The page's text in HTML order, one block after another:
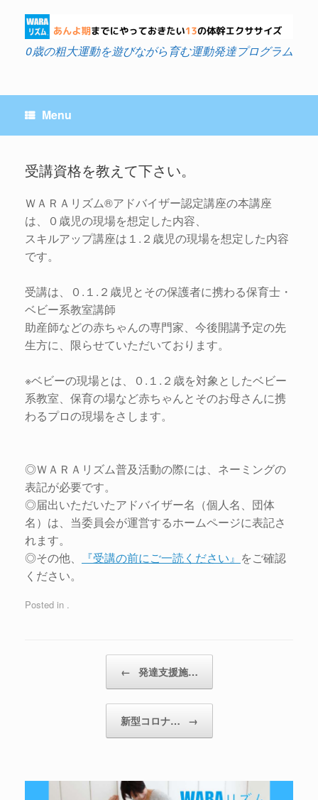
content
0歳の粗大運動を遊びながら育む運動発達プログラム
Menu
受講資格を教えて下さい。
ＷＡＲＡリズム®アドバイザー認定講座の本講座
は、０歳児の現場を想定した内容、
スキルアップ講座は１.２歳児の現場を想定した内容
です。
受講は、０.１.２歳児とその保護者に携わる保育士・
ベビー系教室講師
助産師などの赤ちゃんの専門家、今後開講予定の先
生方に、限らせていただいております。
※ベビーの現場とは、０.１.２歳を対象としたベビー
系教室、保育の場など赤ちゃんとそのお母さんに携
わるプロの現場をさします。
◎ＷＡＲＡリズム普及活動の際には、ネーミングの
表記が必要です。
◎届出いただいたアドバイザー名（個人名、団体
名）は、当委員会が運営するホームページに表記さ
れます。
◎その他、
『受講の前にご一読ください』 をご確認
ください。
Posted in .
Post navigation
← 発達支援施…
新型コロナ… →